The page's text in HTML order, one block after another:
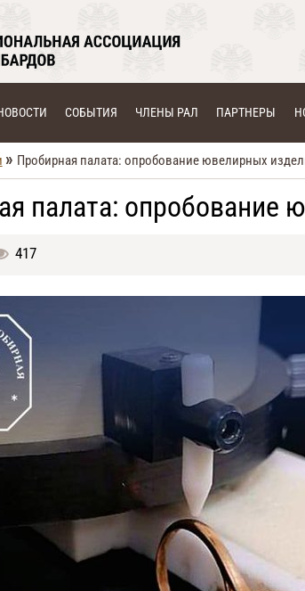
СОБЫТИЯ ЧЛЕНЫ РАЛ ПАРТНЕРЫ
» Пробирная палата: опробование ювелирных
палата: опробование
417